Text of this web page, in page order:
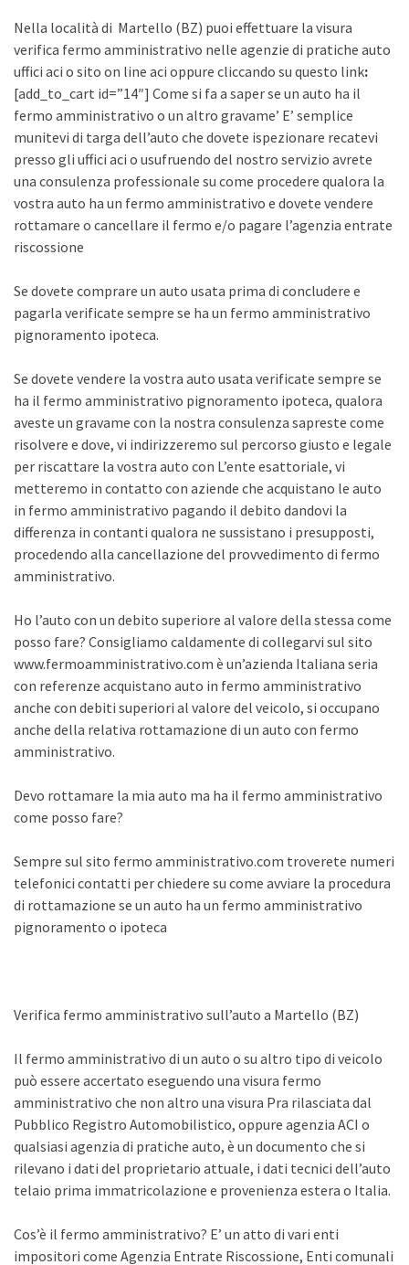
Nella località di Martello (BZ) puoi effettuare la visura
verifica fermo amministrativo nelle agenzie di pratiche auto
uffici aci o sito on line aci oppure cliccando su questo link:
[add_to_cart id=”14″] Come si fa a saper se un auto ha il
fermo amministrativo o un altro gravame’ E’ semplice
munitevi di targa dell’auto che dovete ispezionare recatevi
presso gli uffici aci o usufruendo del nostro servizio avrete
una consulenza professionale su come procedere qualora la
vostra auto ha un fermo amministrativo e dovete vendere
rottamare o cancellare il fermo e/o pagare l’agenzia entrate
riscossione
Se dovete comprare un auto usata prima di concludere e
pagarla verificate sempre se ha un fermo amministrativo
pignoramento ipoteca.
Se dovete vendere la vostra auto usata verificate sempre se
ha il fermo amministrativo pignoramento ipoteca, qualora
aveste un gravame con la nostra consulenza sapreste come
risolvere e dove, vi indirizzeremo sul percorso giusto e legale
per riscattare la vostra auto con L’ente esattoriale, vi
metteremo in contatto con aziende che acquistano le auto
in fermo amministrativo pagando il debito dandovi la
differenza in contanti qualora ne sussistano i presupposti,
procedendo alla cancellazione del provvedimento di fermo
amministrativo.
Ho l’auto con un debito superiore al valore della stessa come
posso fare? Consigliamo caldamente di collegarvi sul sito
www.fermoamministrativo.com è un’azienda Italiana seria
con referenze acquistano auto in fermo amministrativo
anche con debiti superiori al valore del veicolo, si occupano
anche della relativa rottamazione di un auto con fermo
amministrativo.
Devo rottamare la mia auto ma ha il fermo amministrativo
come posso fare?
Sempre sul sito fermo amministrativo.com troverete numeri
telefonici contatti per chiedere su come avviare la procedura
di rottamazione se un auto ha un fermo amministrativo
pignoramento o ipoteca
Verifica fermo amministrativo sull’auto a Martello (BZ)
Il fermo amministrativo di un auto o su altro tipo di veicolo
può essere accertato eseguendo una visura fermo
amministrativo che non altro una visura Pra rilasciata dal
Pubblico Registro Automobilistico, oppure agenzia ACI o
qualsiasi agenzia di pratiche auto, è un documento che si
rilevano i dati del proprietario attuale, i dati tecnici dell’auto
telaio prima immatricolazione e provenienza estera o Italia.
Cos’è il fermo amministrativo? E’ un atto di vari enti
impositori come Agenzia Entrate Riscossione, Enti comunali